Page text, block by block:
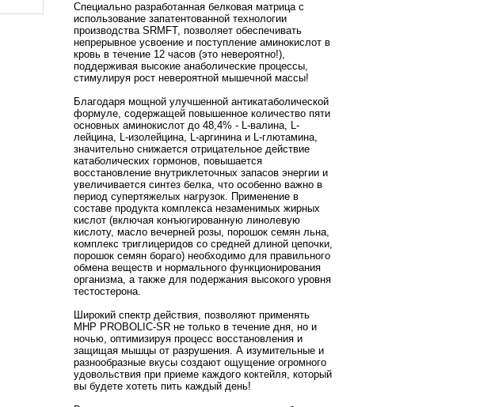
Специально разработанная белковая матрица с
использование запатентованной технологии
производства SRMFT, позволяет обеспечивать
непрерывное усвоение и поступление аминокислот в
кровь в течение 12 часов (это невероятно!),
поддерживая высокие анаболические процессы,
стимулируя рост невероятной мышечной массы!
Благодаря мощной улучшенной антикатаболической
формуле, содержащей повышенное количество пяти
основных аминокислот до 48,4% - L-валина, L-
лейцина, L-изолейцина, L-аргинина и L-глютамина,
значительно снижается отрицательное действие
катаболических гормонов, повышается
восстановление внутриклеточных запасов энергии и
увеличивается синтез белка, что особенно важно в
период супертяжелых нагрузок. Применение в
составе продукта комплекса незаменимых жирных
кислот (включая конъюгированную линолевую
кислоту, масло вечерней розы, порошок семян льна,
комплекс триглицеридов со средней длиной цепочки,
порошок семян бораго) необходимо для правильного
обмена веществ и нормального функционирования
организма, а также для подержания высокого уровня
тестостерона.
Широкий спектр действия, позволяют применять
MHP PROBOLIC-SR не только в течение дня, но и
ночью, оптимизируя процесс восстановления и
защищая мышцы от разрушения. А изумительные и
разнообразные вкусы создают ощущение огромного
удовольствия при приеме каждого коктейля, который
вы будете хотеть пить каждый день!